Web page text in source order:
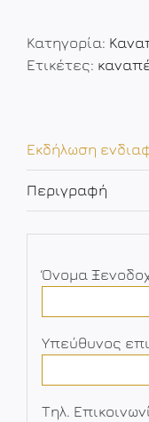
Κατηγορία:
Ετικέτες:
Εκδήλωση
Περιγραφή
Όνομα
Υπεύθυνος
Τηλ.